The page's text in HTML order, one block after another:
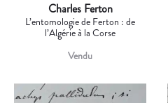
Charles Ferton
L’entomologie de Ferton : de
l’Algérie à la Corse
Vendu